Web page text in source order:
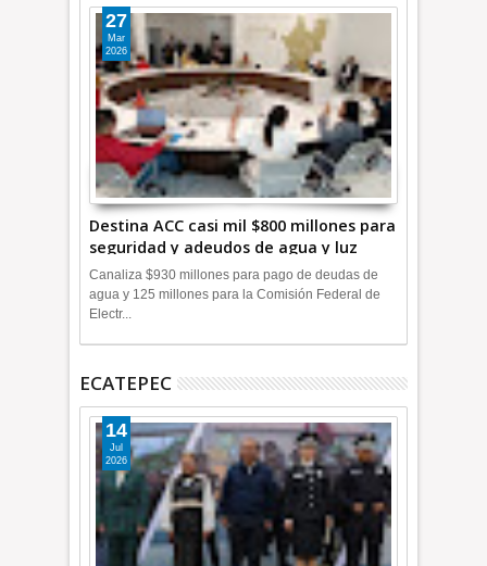
Destina ACC casi mil $800 millones para
seguridad y adeudos de agua y luz
+Video
27
Mar
2026
Canaliza $930 millones para pago de deudas de
agua y 125 millones para la Comisión Federal de
Electr...
ECATEPEC
14
Jul
2026